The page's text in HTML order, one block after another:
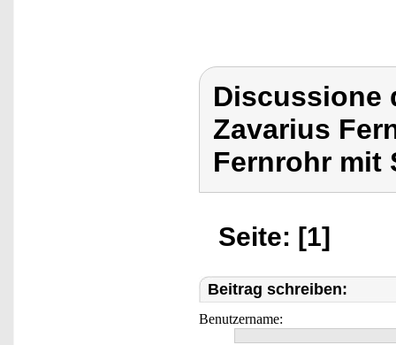
Discussione
Zavarius
Fernrohr mit
Seite: [1]
Beitrag schreiben:
Benutzername: